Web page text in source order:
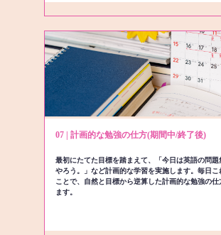
07 | 計画的な勉強の仕方(期間中/終了後)
最初にたてた目標を踏まえて、「今日は英語の問題
やろう。」など計画的な学習を実施します。毎日こ
ことで、自然と目標から逆算した計画的な勉強の仕
ます。